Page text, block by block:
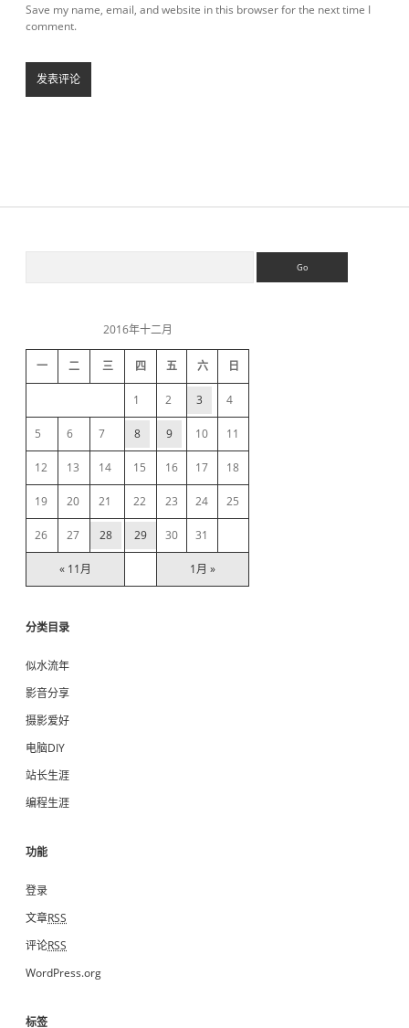
Save my name, email, and website in this browser for the next time I
comment.
d
b
a
r
2016年十二月
一 二 三 四 五 六 日
« 11月 1月 »
1 2 3 4
5 6 7 8 9 10 11
12 13 14 15 16 17 18
19 20 21 22 23 24 25
26 27 28 29 30 31
分类目录
似水流年
影音分享
摄影爱好
电脑DIY
站长生涯
编程生涯
功能
登录
文章RSS
评论RSS
WordPress.org
标签